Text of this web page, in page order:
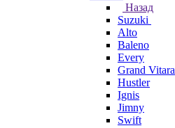
Назад
Suzuki
Alto
Baleno
Every
Grand Vitara
Hustler
Ignis
Jimny
Swift